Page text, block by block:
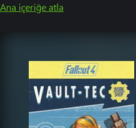
Ana içeriğe atla